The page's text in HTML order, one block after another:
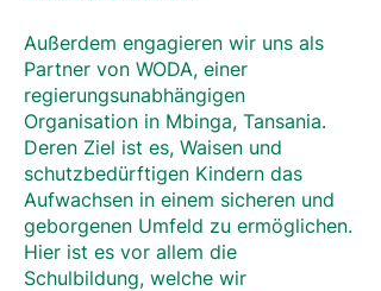
Außerdem engagieren wir uns als
Partner von WODA, einer
regierungsunabhängigen
Organisation in Mbinga, Tansania.
Deren Ziel ist es, Waisen und
schutzbedürftigen Kindern das
Aufwachsen in einem sicheren und
geborgenen Umfeld zu ermöglichen.
Hier ist es vor allem die
Schulbildung, welche wir